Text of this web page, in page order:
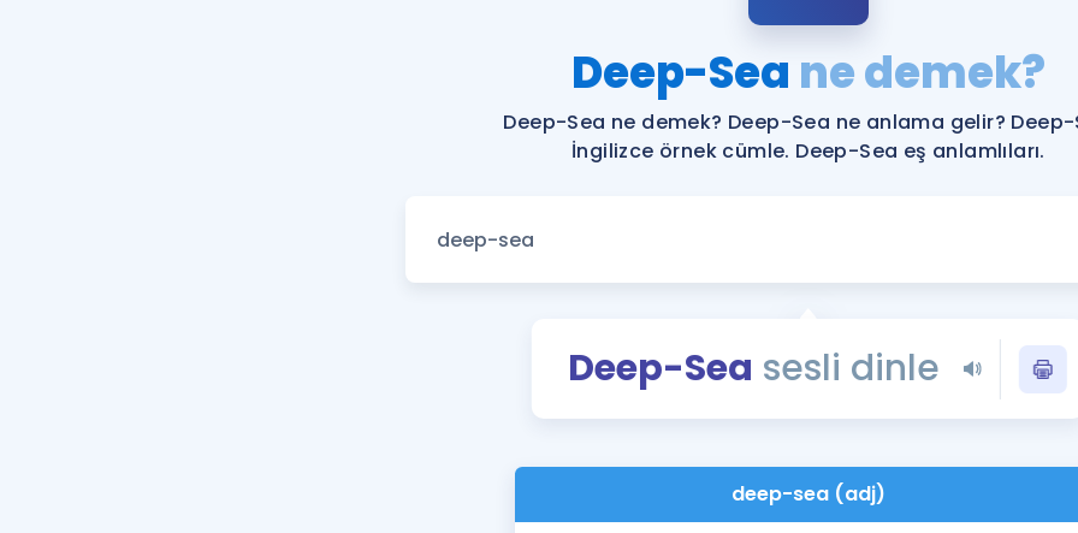
YDS ve YÖKDİL
YDS ve YÖKDİL'e
Tüm ÖSYM
YDS - YÖKDİL
İngilizce Gramer
Deep-Sea ne demek?
Deep-Sea ne demek? Deep-Sea ne anlama gelir? Deep-
İngilizce örnek cümle. Deep-Sea eş anlamlıları.
Deep-Sea sesli dinle
deep-sea (adj)